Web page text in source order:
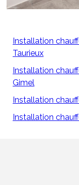
Installation
Taurieux
Installation
Gimel
Installation
Installation